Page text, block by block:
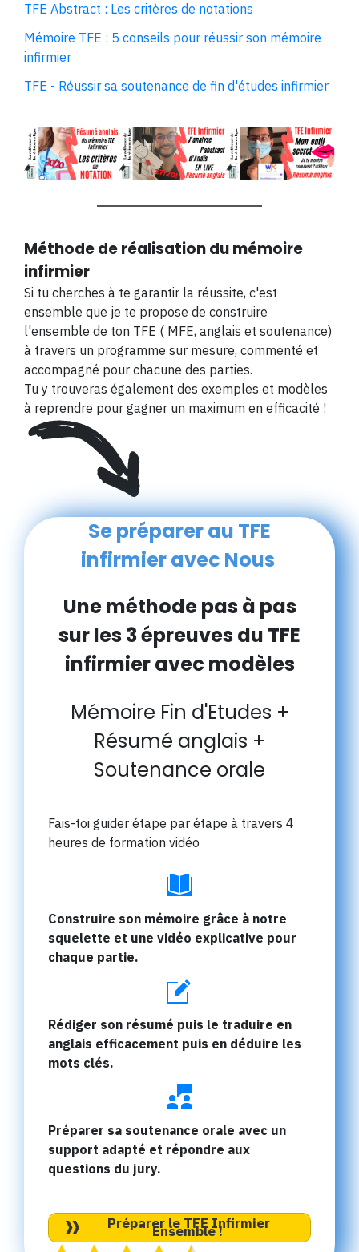
TFE Abstract : Les critères de notations
Mémoire TFE : 5 conseils pour réussir son mémoire
infirmier
TFE - Réussir sa soutenance de fin d'études infirmier
Méthode de réalisation du mémoire
infirmier
Si tu cherches à te garantir la réussite, c'est
ensemble que je te propose de construire
l'ensemble de ton TFE ( MFE, anglais et soutenance)
à travers un programme sur mesure, commenté et
accompagné pour chacune des parties.
Tu y trouveras également des exemples et modèles
à reprendre pour gagner un maximum en efficacité !
Se préparer au TFE
infirmier avec Nous
Une méthode pas à pas
sur les 3 épreuves du TFE
infirmier avec modèles
Mémoire Fin d'Etudes +
Résumé anglais +
Soutenance orale
Fais-toi guider étape par étape à travers 4
heures de formation vidéo
Construire son mémoire grâce à notre
squelette et une vidéo explicative pour
chaque partie.
Rédiger son résumé puis le traduire en
anglais efficacement puis en déduire les
mots clés.
Préparer sa soutenance orale avec un
support adapté et répondre aux
questions du jury.
Préparer le TFE Infirmier
Ensemble !